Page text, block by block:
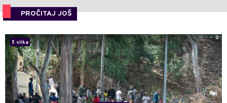
PROČITAJ JOŠ
5 slika
0